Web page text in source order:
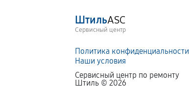
ШтильASC
Сервисный центр
Политика конфиденциальности
Наши условия
Сервисный центр по ремонту
Штиль ©2026